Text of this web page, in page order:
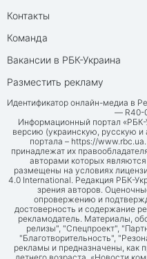
Контакты
Команда
Вакансии в РБК-Украина
Разместить рекламу
Идентификатор онлайн-медиа в
— R40-
Информационный портал
версию (украинскую, русскую и
портала – https://www.rbc.ua
принадлежат их
авторами которых
размещены на условиях
4.0 International. Редакция РБК-
зрения авторов.
опровержению и
достоверность и содержание
рекламодатель. Материалы,
релизы", "Спецпроект",
"Благотворительность",
рекламы и предназначены, как